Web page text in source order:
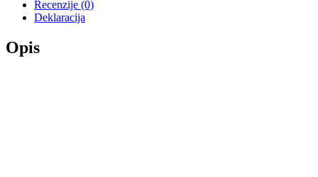
Recenzije (0)
Deklaracija
Opis